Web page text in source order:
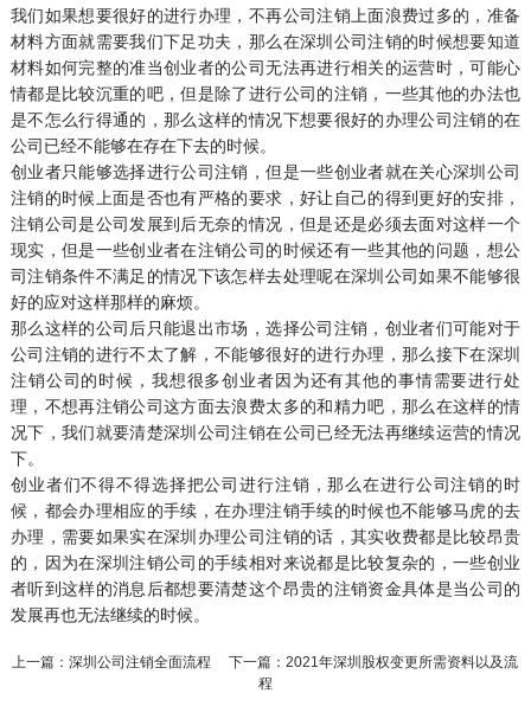
我们如果想要很好的进行办理，不再公司注销上面浪费过多的，准备
材料方面就需要我们下足功夫，那么在深圳公司注销的时候想要知道
材料如何完整的准当创业者的公司无法再进行相关的运营时，可能心
情都是比较沉重的吧，但是除了进行公司的注销，一些其他的办法也
是不怎么行得通的，那么这样的情况下想要很好的办理公司注销的在
公司已经不能够在存在下去的时候。
创业者只能够选择进行公司注销，但是一些创业者就在关心深圳公司
注销的时候上面是否也有严格的要求，好让自己的得到更好的安排，
注销公司是公司发展到后无奈的情况，但是还是必须去面对这样一个
现实，但是一些创业者在注销公司的时候还有一些其他的问题，想公
司注销条件不满足的情况下该怎样去处理呢在深圳公司如果不能够很
好的应对这样那样的麻烦。
那么这样的公司后只能退出市场，选择公司注销，创业者们可能对于
公司注销的进行不太了解，不能够很好的进行办理，那么接下在深圳
注销公司的时候，我想很多创业者因为还有其他的事情需要进行处
理，不想再注销公司这方面去浪费太多的和精力吧，那么在这样的情
况下，我们就要清楚深圳公司注销在公司已经无法再继续运营的情况
下。
创业者们不得不得选择把公司进行注销，那么在进行公司注销的时
候，都会办理相应的手续，在办理注销手续的时候也不能够马虎的去
办理，需要如果实在深圳办理公司注销的话，其实收费都是比较昂贵
的，因为在深圳注销公司的手续相对来说都是比较复杂的，一些创业
者听到这样的消息后都想要清楚这个昂贵的注销资金具体是当公司的
发展再也无法继续的时候。
上一篇：深圳公司注销全面流程 下一篇：2021年深圳股权变更所需资料以及流
程